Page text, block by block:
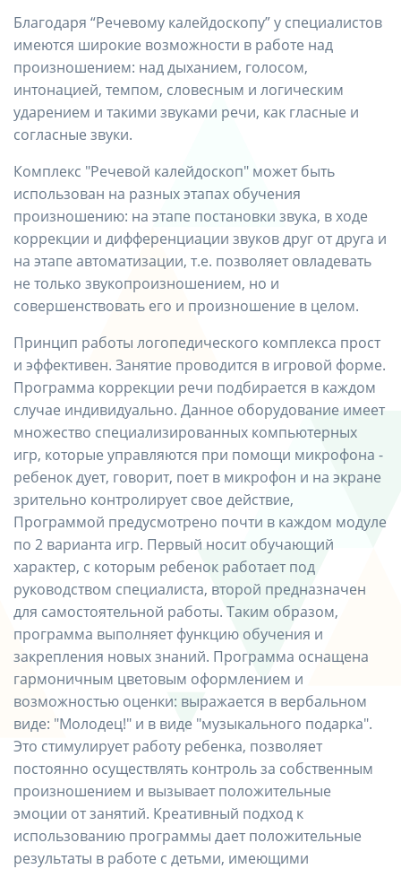
Благодаря “Речевому калейдоскопу” у специалистов
имеются широкие возможности в работе над
произношением: над дыханием, голосом,
интонацией, темпом, словесным и логическим
ударением и такими звуками речи, как гласные и
согласные звуки.
Комплекс "Речевой калейдоскоп" может быть
использован на разных этапах обучения
произношению: на этапе постановки звука, в ходе
коррекции и дифференциации звуков друг от друга и
на этапе автоматизации, т.е. позволяет овладевать
не только звукопроизношением, но и
совершенствовать его и произношение в целом.
Принцип работы логопедического комплекса прост
и эффективен. Занятие проводится в игровой форме.
Программа коррекции речи подбирается в каждом
случае индивидуально. Данное оборудование имеет
множество специализированных компьютерных
игр, которые управляются при помощи микрофона -
ребенок дует, говорит, поет в микрофон и на экране
зрительно контролирует свое действие,
Программой предусмотрено почти в каждом модуле
по 2 варианта игр. Первый носит обучающий
характер, с которым ребенок работает под
руководством специалиста, второй предназначен
для самостоятельной работы. Таким образом,
программа выполняет функцию обучения и
закрепления новых знаний. Программа оснащена
гармоничным цветовым оформлением и
возможностью оценки: выражается в вербальном
виде: "Молодец!" и в виде "музыкального подарка".
Это стимулирует работу ребенка, позволяет
постоянно осуществлять контроль за собственным
произношением и вызывает положительные
эмоции от занятий. Креативный подход к
использованию программы дает положительные
результаты в работе с детьми, имеющими